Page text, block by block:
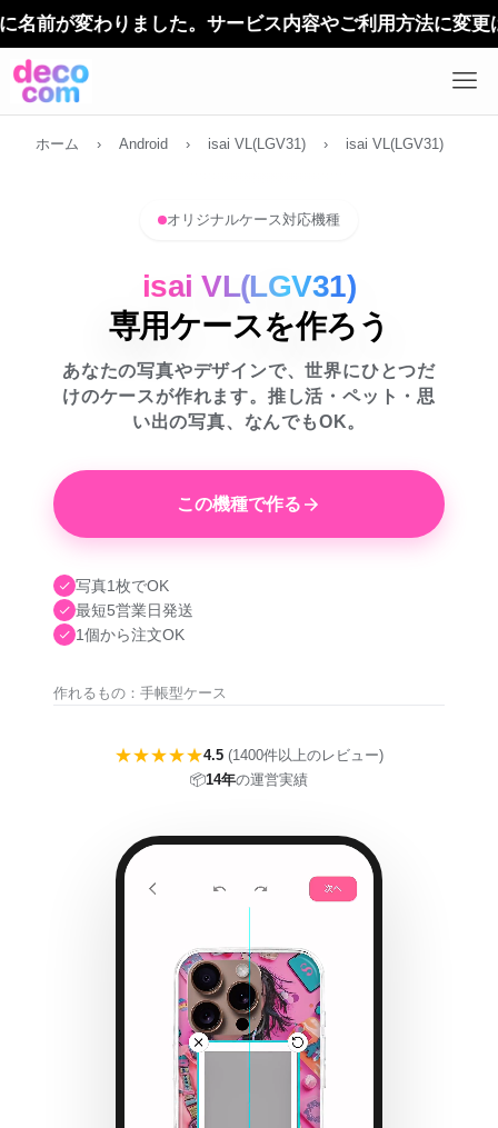
わりました。サービス内容やご利用方法に変更はあり
ホーム › Android › isai VL(LGV31) › isai VL(LGV31)
オリジナルケース対応機種
isai VL(LGV31)
専用ケースを作ろう
あなたの写真やデザインで、世界にひとつだ
けのケースが作れます。推し活・ペット・思
い出の写真、なんでもOK。
この機種で作る
写真1枚でOK
最短5営業日発送
1個から注文OK
作れるもの：手帳型ケース
★★★★★4.5 (1400件以上のレビュー)
📦14年の運営実績